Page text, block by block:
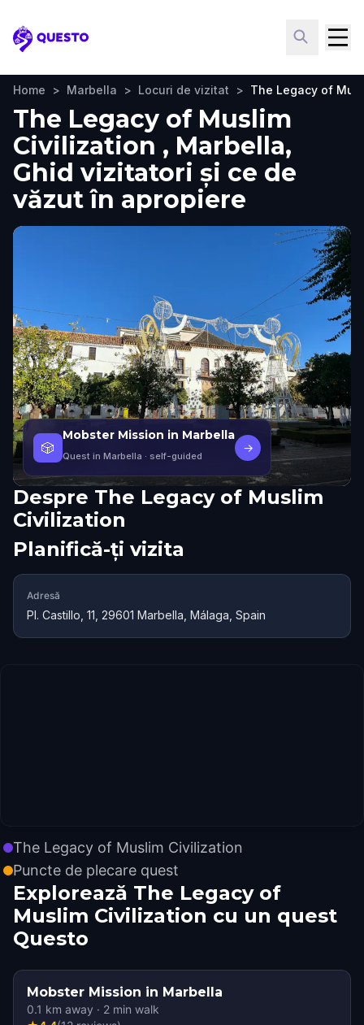
Questo
Home > Marbella > Locuri de vizitat > The Legacy of
The Legacy of Muslim
Civilization , Marbella,
Ghid vizitatori și ce de
văzut în apropiere
🎲
Mobster Mission in Marbella
Quest in Marbella · self-guided
→
Despre The Legacy of Muslim
Civilization
Planifică-ți vizita
Adresă
Pl. Castillo, 11, 29601 Marbella, Málaga, Spain
The Legacy of Muslim Civilization
Puncte de plecare quest
Explorează The Legacy of
Muslim Civilization cu un quest
Questo
Mobster Mission in Marbella
0.1 km away · 2 min walk